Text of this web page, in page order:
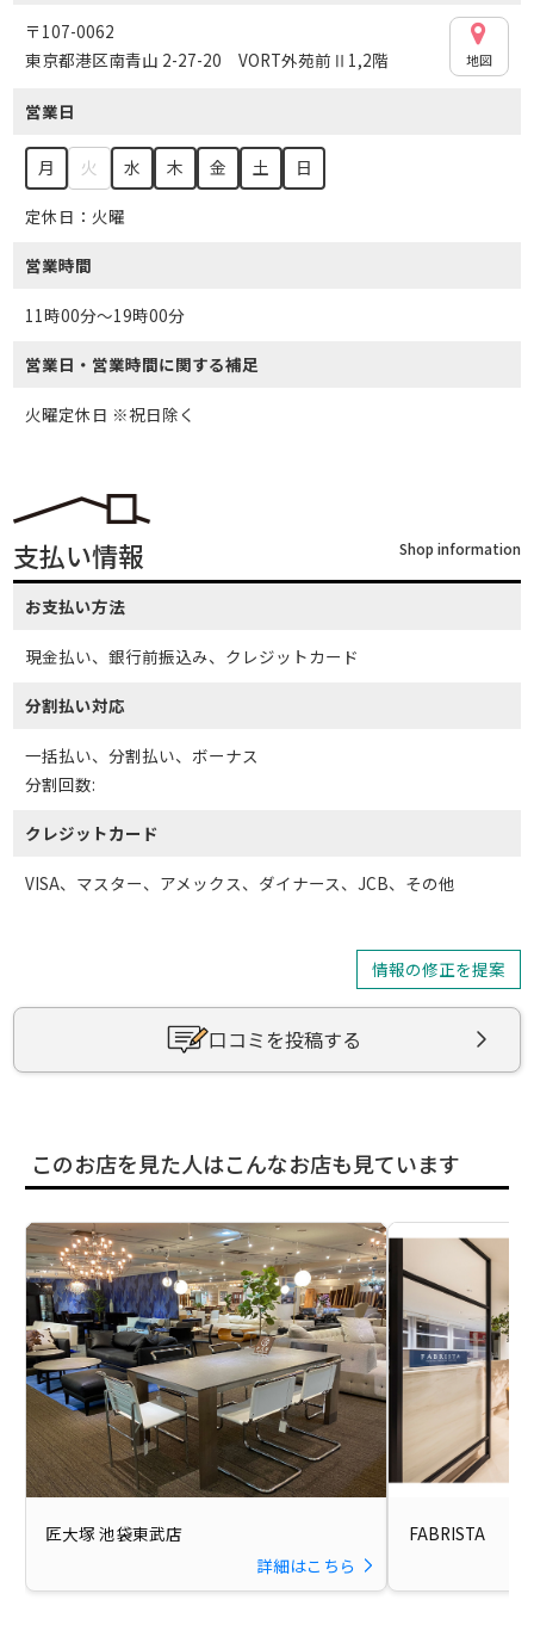
〒107-0062
東京都港区南青山 2-27-20 VORT外苑前Ⅱ1,2階
地図
営業日
月 火 水 木 金 土 日
定休日：火曜
営業時間
11時00分～19時00分
営業日・営業時間に関する補足
火曜定休日 ※祝日除く
支払い情報 Shop information
お支払い方法
現金払い、銀行前振込み、クレジットカード
分割払い対応
一括払い、分割払い、ボーナス
分割回数:
クレジットカード
VISA、マスター、アメックス、ダイナース、JCB、その他
情報の修正を提案
口コミを投稿する
このお店を見た人はこんなお店も見ています
匠大塚 池袋東武店
詳細はこちら
FABRISTA